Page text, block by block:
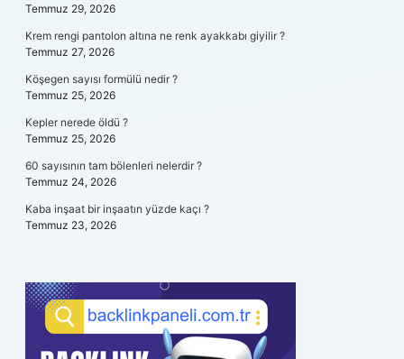
Temmuz 29, 2026
Krem rengi pantolon altına ne renk ayakkabı giyilir ?
Temmuz 27, 2026
Köşegen sayısı formülü nedir ?
Temmuz 25, 2026
Kepler nerede öldü ?
Temmuz 25, 2026
60 sayısının tam bölenleri nelerdir ?
Temmuz 24, 2026
Kaba inşaat bir inşaatın yüzde kaçı ?
Temmuz 23, 2026